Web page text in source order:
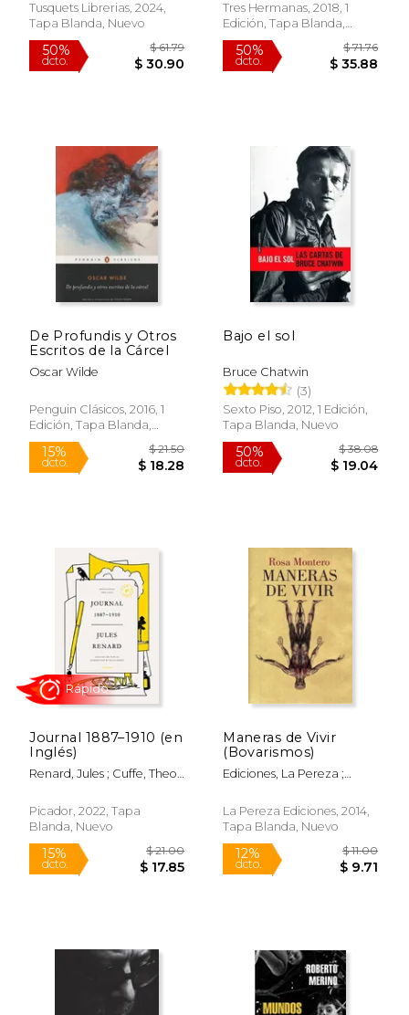
Tusquets Librerias, 2024,
Tapa Blanda, Nuevo
50%
Tres Hermanas, 2018, 1
Edición, Tapa Blanda,
Nuevo
50%
De Profundis y Otros
Escritos de la Cárcel
Oscar Wilde
Penguin Clásicos, 2016, 1
Edición, Tapa Blanda,
Nuevo
15%
dcto. $ 18.28
Bajo el sol
Bruce Chatwin
(3)
Sexto Piso, 2012, 1 Edición,
Tapa Blanda, Nuevo
50%
Journal 1887–1910 (en
Inglés)
Renard, Jules ; Cuffe, Theo ;
Picador, 2022, Tapa
Blanda, Nuevo
Maneras de Vivir
(Bovarismos)
Ediciones, La Pereza ;
La Pereza Ediciones, 2014,
Tapa Blanda, Nuevo